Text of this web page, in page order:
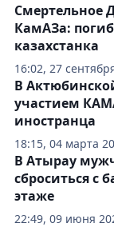
16:02, 27
Смертельное
КамАЗа:
казахстанка
18:15, 04 марта
В
участием
иностранца
22:49, 09 июня
В Атырау
сброситься с
этаже